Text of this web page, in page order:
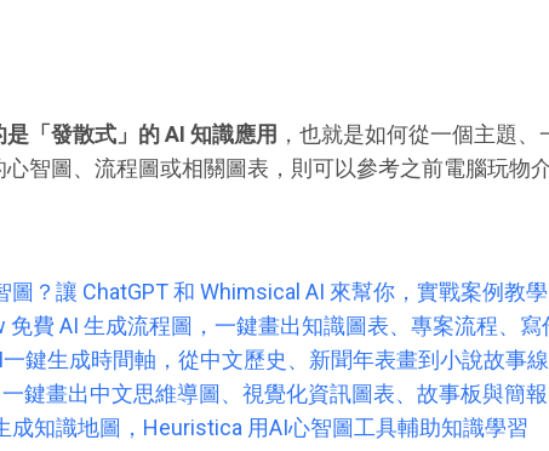
「發散式」的 AI 知識應用 ，也就是如何從一個主題、
智圖、流程圖或相關圖表，則可以參考之前電腦玩物
圖？讓 ChatGPT 和 Whimsical AI 來幫你，實戰案例教學
免費 AI 生成流程圖，一鍵畫出知識圖表、專案流程、寫
一鍵生成時間軸，從中文歷史、新聞年表畫到小說故事線
一鍵畫出中文思維導圖、視覺化資訊圖表、故事板與簡報
成知識地圖，Heuristica 用AI心智圖工具輔助知識學習